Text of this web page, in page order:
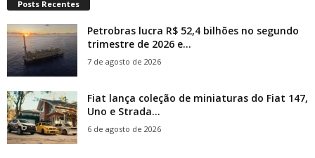
Posts Recentes
Petrobras lucra R$ 52,4 bilhões no segundo
trimestre de 2026 e...
7 de agosto de 2026
Fiat lança coleção de miniaturas do Fiat 147,
Uno e Strada...
6 de agosto de 2026